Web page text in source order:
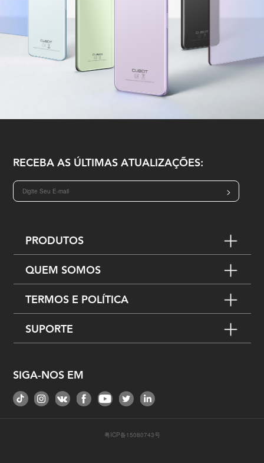
RECEBA AS ÚLTIMAS ATUALIZAÇÕES:
>
PRODUTOS
QUEM SOMOS
TERMOS E POLÍTICA
SUPORTE
SIGA-NOS EM
粤ICP备15080743号